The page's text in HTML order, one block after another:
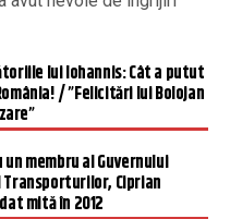
lui Iohannis: Cât a putut
/ ”Felicitări lui Bolojan
un membru al Guvernului
Ciprian
mită în 2012